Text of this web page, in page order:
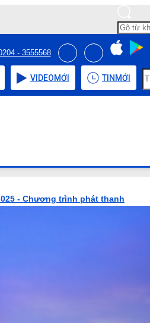
- 3555568
VIDEOMỚI TIN MỚI
- Chương trình phát thanh